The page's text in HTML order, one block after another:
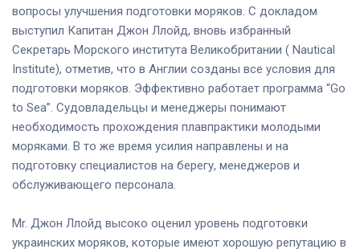
вопросы улучшения подготовки моряков. С докладом
выступил Капитан Джон Ллойд, вновь избранный
Секретарь Морского института Великобритании ( Nautical
Institute), отметив, что в Англии созданы все условия для
подготовки моряков. Эффективно работает программа “Go
to Sea”. Судовладельцы и менеджеры понимают
необходимость прохождения плавпрактики молодыми
моряками. В то же время усилия направлены и на
подготовку специалистов на берегу, менеджеров и
обслуживающего персонала.
Mr. Джон Ллойд высоко оценил уровень подготовки
украинских моряков, которые имеют хорошую репутацию в